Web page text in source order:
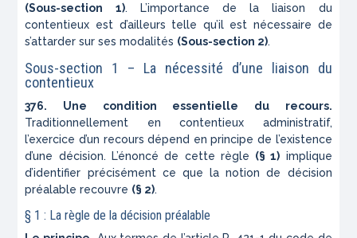
(Sous-section 1). L’importance de la liaison du
contentieux est d’ailleurs telle qu’il est nécessaire de
s’attarder sur ses modalités (Sous-section 2).
Sous-section 1 – La nécessité d’une liaison du
contentieux
376. Une condition essentielle du recours.
Traditionnellement en contentieux administratif,
l’exercice d’un recours dépend en principe de l’existence
d’une décision. L’énoncé de cette règle (§ 1) implique
d’identifier précisément ce que la notion de décision
préalable recouvre (§ 2).
§ 1 : La règle de la décision préalable